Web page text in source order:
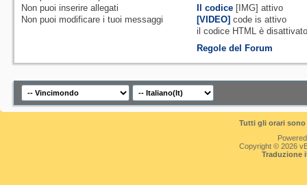
Non puoi inserire allegati
Non puoi modificare i tuoi messaggi
Il codice [IMG]attivo
[VIDEO] code isattivo
il codice HTML è
Regole del Forum
Tutti gli orari
Copyright © 2026
Traduzione